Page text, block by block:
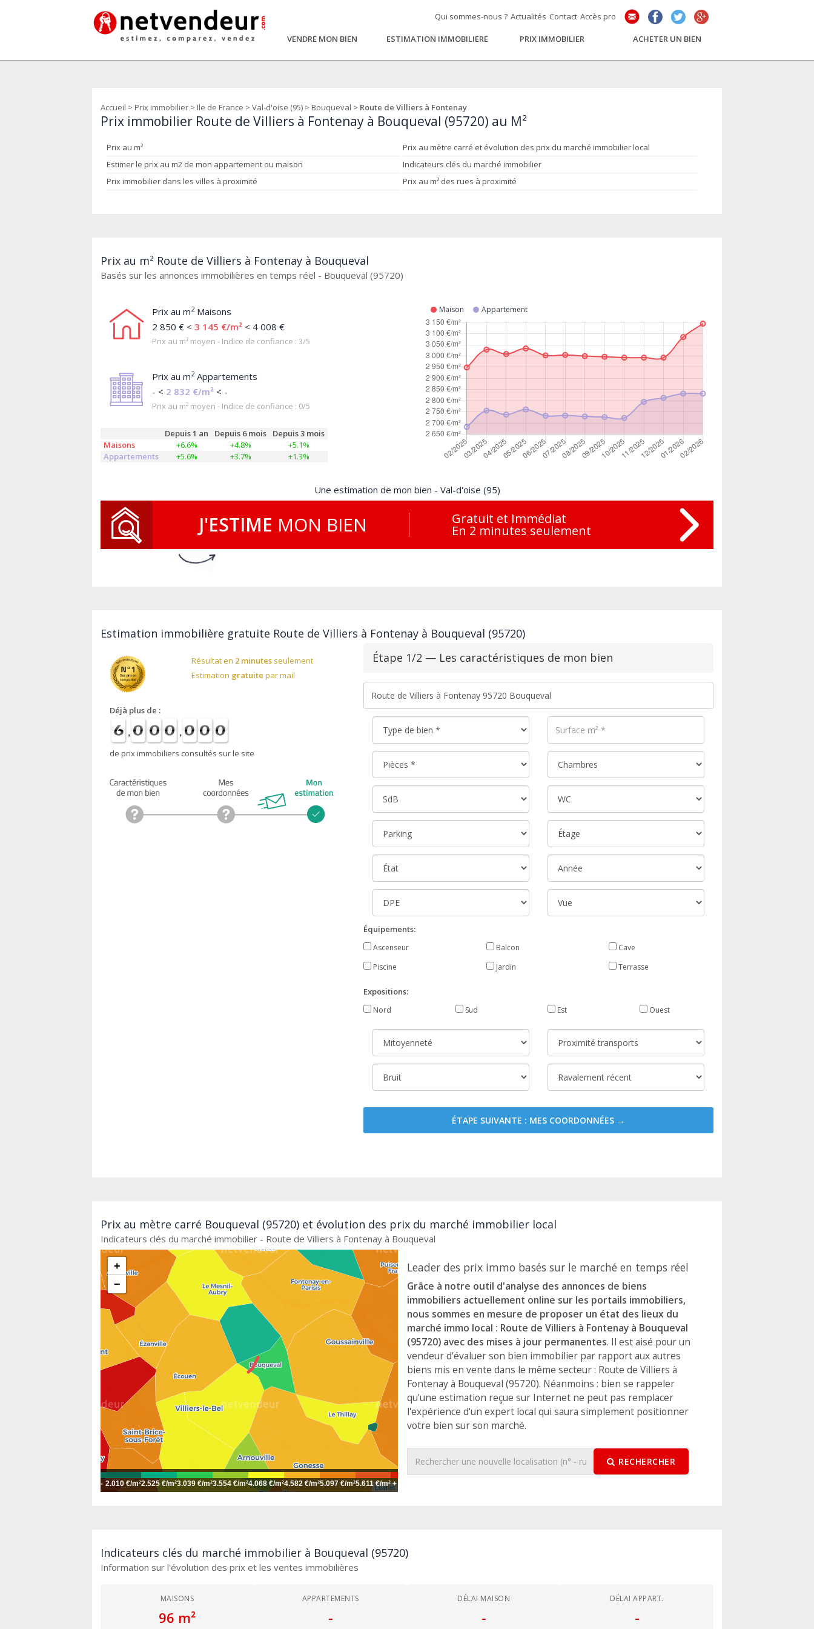
Qui sommes-nous ? Actualités Contact Accès pro
VENDRE MON BIEN ESTIMATION IMMOBILIERE PRIX IMMOBILIER ACHETER UN BIEN
Accueil > Prix immobilier > Ile de France > Val-d'oise (95) > Bouqueval > Route de Villiers à Fontenay
Prix immobilier Route de Villiers à Fontenay à Bouqueval (95720) au M²
Prix au m²
Prix au mètre carré et évolution des prix du marché immobilier local
Estimer le prix au m2 de mon appartement ou maison
Indicateurs clés du marché immobilier
Prix immobilier dans les villes à proximité
Prix au m² des rues à proximité
Prix au m² Route de Villiers à Fontenay à Bouqueval
Basés sur les annonces immobilières en temps réel - Bouqueval (95720)
Prix au m2Maisons
2 850 € < 3 145 €/m² < 4 008 €
Prix au m² moyen - Indice de confiance : 3/5
Prix au m2Appartements
- < 2 832 €/m² < -
Prix au m² moyen - Indice de confiance : 0/5
Depuis 1 an Depuis 6 mois
Depuis 3 mois
Maisons
+6.6% +4.8%
+5.1%
Appartements
+5.6% +3.7% +1.3%
Maison Appartement
Une estimation de mon bien - Val-d'oise (95)
J'ESTIME MON BIEN Gratuit et Immédiat
En 2 minutes seulement
Estimation immobilière gratuite Route de Villiers à Fontenay à Bouqueval (95720)
Résultat en 2 minutesseulement
Estimation gratuite par mail
Déjà plus de :
de prix immobiliers consultés sur le site
Étape 1/2 — Les caractéristiques de mon bien
Équipements:
Ascenseur Balcon
Cave
Piscine
Jardin Terrasse
Expositions:
Nord Sud Est Ouest
ÉTAPE SUIVANTE : MES COORDONNÉES →
Prix au mètre carré Bouqueval (95720) et évolution des prix du marché immobilier local
Indicateurs clés du marché immobilier - Route de Villiers à Fontenay à Bouqueval
+
−
Leaflet
- 2.010 €/m²2.525 €/m²3.039 €/m²3.554 €/m²4.068 €/m²4.582 €/m²5.097 €/m²5.611 €/m²+
Leader des prix immo basés sur le marché en temps réel
Grâce à notre outil d'analyse des annonces de biens
immobiliers actuellement online sur les portails immobiliers,
nous sommes en mesure de proposer un état des lieux du
marché immo local : Route de Villiers à Fontenay à Bouqueval
(95720) avec des mises à jour permanentes. Il est aisé pour un
vendeur d'évaluer son bien immobilier par rapport aux autres
biens mis en vente dans le même secteur : Route de Villiers à
Fontenay à Bouqueval (95720). Néanmoins : bien se rappeler
qu'une estimation reçue sur Internet ne peut pas remplacer
l'expérience d'un expert local qui saura simplement positionner
votre bien sur son marché.
RECHERCHER
Indicateurs clés du marché immobilier à Bouqueval (95720)
Information sur l'évolution des prix et les ventes immobilières
MAISONS
96 m²
APPARTEMENTS
-
DÉLAI MAISON
-
DÉLAI APPART.
-